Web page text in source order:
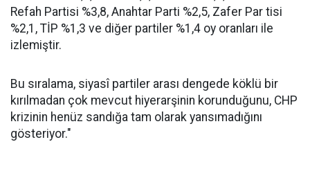
Refah Partisi %3,8, Anahtar Parti %2,5, Zafer Par tisi
%2,1, TİP %1,3 ve diğer partiler %1,4 oy oranları ile
izlemiştir.
Bu sıralama, siyasî partiler arası dengede köklü bir
kırılmadan çok mevcut hiyerarşinin korunduğunu, CHP
krizinin henüz sandığa tam olarak yansımadığını
gösteriyor."